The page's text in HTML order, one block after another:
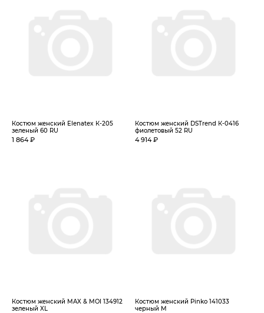
Костюм женский Elenatex К-205
зеленый 60 RU
1 864 ₽
Костюм женский DSTrend К-0416
фиолетовый 52 RU
4 914 ₽
Костюм женский MAX & MOI 134912
зеленый XL
Костюм женский Pinko 141033
черный M